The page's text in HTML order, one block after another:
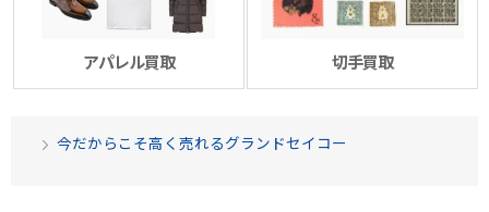
アパレル買取 切手買取
今だからこそ高く売れるグランドセイコー